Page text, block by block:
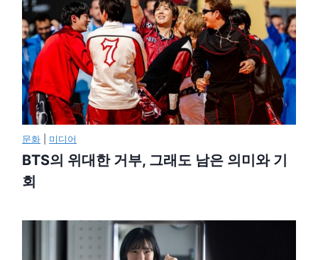
문화 미디어
BTS의 위대한 거부, 그래도 남은 의미와 기
회